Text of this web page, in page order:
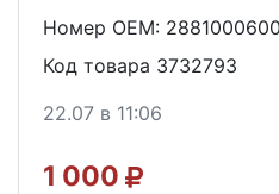
Номер OEM: 2881000600
Код товара 3732793
22.07 в 11:06
1 000